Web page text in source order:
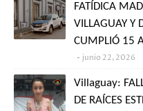
FATÍDICA
VILLAGUAY Y
CUMPLIÓ 15
junio 22, 2026
Villaguay:
DE RAÍCES